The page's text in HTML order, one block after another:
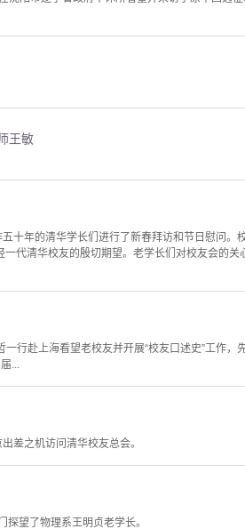
王敏
十年的清华学长们进行了新春拜访和节日慰问。
代清华校友的殷切期望。老学长们对校友会的关
行赴上海看望老校友并开展“校友口述史”工作，
...
差之机访问清华校友总会。
望了物理系王明贞老学长。